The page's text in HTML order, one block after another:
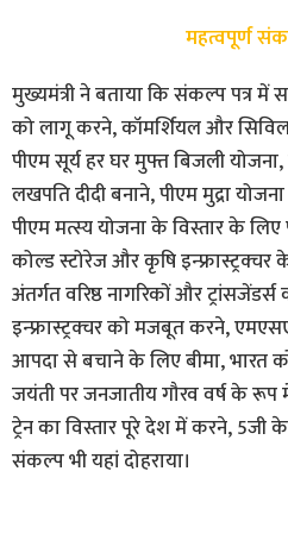
महत्वपूर्ण
मुख्यमंत्री ने बताया कि संकल्प पत्र में
को लागू करने, कॉमर्शियल और
पीएम सूर्य हर घर मुफ्त बिजली
लखपति दीदी बनाने, पीएम मुद्रा
पीएम मत्स्य योजना के विस्तार के
कोल्ड स्टोरेज और कृषि
अंतर्गत वरिष्ठ नागरिकों और
इन्फ्रास्ट्रक्चर को मजबूत करने,
आपदा से बचाने के लिए बीमा, भारत
जयंती पर जनजातीय गौरव वर्ष के
ट्रेन का विस्तार पूरे देश में करने, 5जी
संकल्प भी यहां दोहराया।